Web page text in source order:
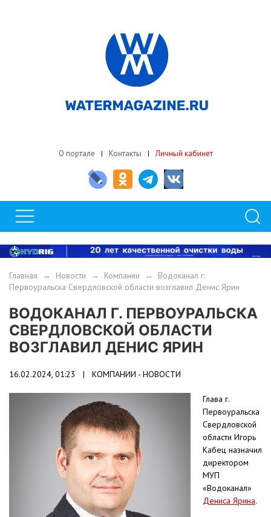
О портале Контакты Личный кабинет
Главная → Новости → Компании → Водоканал г.
Первоуральска Свердловской области возглавил Денис Ярин
ВОДОКАНАЛ Г. ПЕРВОУРАЛЬСКА
СВЕРДЛОВСКОЙ ОБЛАСТИ
ВОЗГЛАВИЛ ДЕНИС ЯРИН
16.02.2024, 01:23 | КОМПАНИИ - НОВОСТИ
Глава г.
Первоуральска
Свердловской
области Игорь
Кабец назначил
директором
МУП
«Водоканал»
Дениса Ярина.